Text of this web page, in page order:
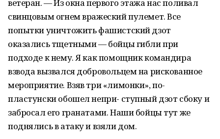
ветеран. — Из окна первого этажа нас поливал
свинцовым огнем вражеский пулемет. Все
попытки уничтожить фашистский дзот
оказались тщетными — бойцы гибли при
подходе к нему. Я как помощник командира
взвода вызвался добровольцем на рискованное
мероприятие. Взяв три «лимонки», по-
пластунски обошел непри- ступный дзот сбоку и
забросал его гранатами. Наши бойцы тут же
поднялись в атаку и взяли дом.